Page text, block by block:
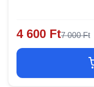
4 600 Ft7 000 Ft